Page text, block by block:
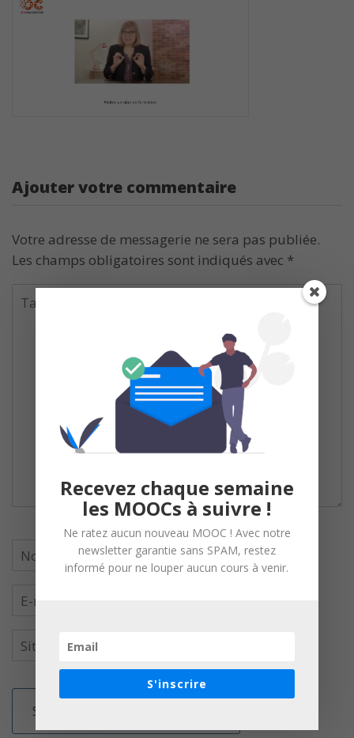
Ajouter votre commentaire
Votre adresse de messagerie ne sera pas publiée.
Les champs obligatoires sont indiqués avec *
Recevez chaque semaine
les MOOCs à suivre !
Ne ratez aucun nouveau MOOC ! Avec notre
newsletter garantie sans SPAM, restez
informé pour ne louper aucun cours à venir.
S'inscrire